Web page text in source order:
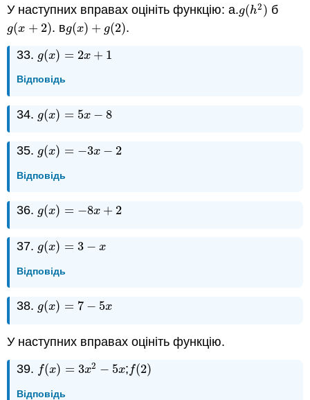
У наступних вправах оцініть функцію: а.g(h2)
g(h2 ) б
g(x + 2)
g(x+2 ) . вg(x) + g(2)
g(x)+g (2)
.
33. g(x) = 2x + 1
g(x)=2 x+1
Відповідь
34. g(x) = 5x − 8
g(x)=5 x−8
35. g(x) = −3x − 2
g(x)=− 3x−2
Відповідь
36. g(x) = −8x + 2
g(x)=− 8x+2
37. g(x) = 3 − x
g(x)=3 −x
Відповідь
38. g(x) = 7 − 5x
g(x)=7 −5x
У наступних вправах оцініть функцію.
39. f(x) = 3x2 − 5x
f(x)= 3x 2−5 x ; f(2)
f(2)
Відповідь